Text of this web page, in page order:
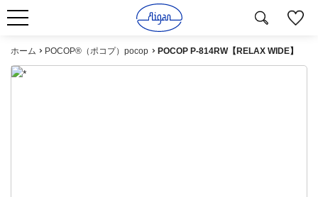
ホーム POCOP®（ポコプ）pocop POCOP P-814RW【RELAX WIDE】